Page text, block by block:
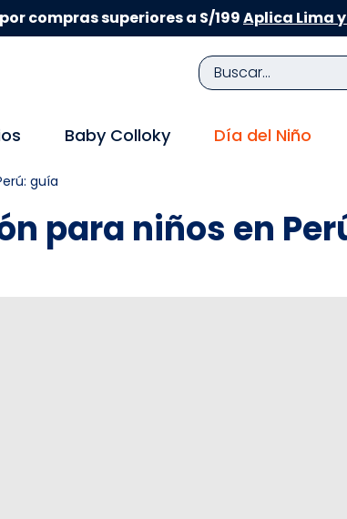
compras superiores a S/199Aplica Lima
Buscar...
Baby Colloky Día del Niño
guía
para niños en
TÉRMINOS MÁS BUSCADOS
2 .
zapatillas niño
3 .
medias
sandalias